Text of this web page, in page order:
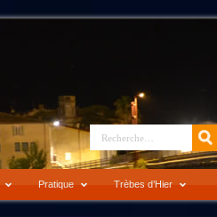
Pratique Trèbes d’Hier